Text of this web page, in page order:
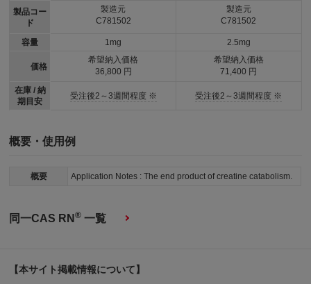
製品コー
ド
容量
価格
在庫 / 納
期目安
製造元
C781502
1mg
希望納入価格
36,800 円
受注後2～3週間程度 ※
製造元
C781502
2.5mg
希望納入価格
71,400 円
受注後2～3週間程度 ※
概要・使用例
概要 Application Notes : The end product of creatine catabolism.
同一CAS RN® 一覧
【本サイト掲載情報について】